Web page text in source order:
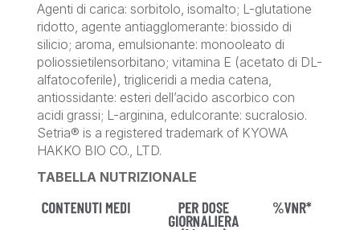
Agenti di carica: sorbitolo, isomalto; L-glutatione
ridotto, agente antiagglomerante: biossido di
silicio; aroma, emulsionante: monooleato di
poliossietilensorbitano; vitamina E (acetato di DL-
alfatocoferile), trigliceridi a media catena,
antiossidante: esteri dell’acido ascorbico con
acidi grassi; L-arginina, edulcorante: sucralosio.
Setria® is a registered trademark of KYOWA
HAKKO BIO CO., LTD.
TABELLA NUTRIZIONALE